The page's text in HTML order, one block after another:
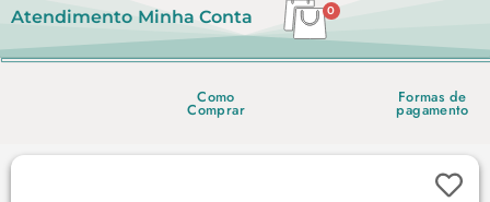
Atendimento Minha Conta 0
Como
Comprar
Formas de
pagamento